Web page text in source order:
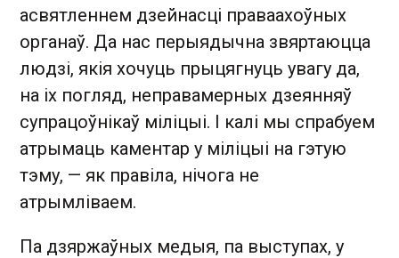
асвятленнем дзейнасці праваахоўных
органаў. Да нас перыядычна звяртаюцца
людзі, якія хочуць прыцягнуць увагу да,
на іх погляд, неправамерных дзеянняў
супрацоўнікаў міліцыі. І калі мы спрабуем
атрымаць каментар у міліцыі на гэтую
тэму, — як правіла, нічога не
атрымліваем.
Па дзяржаўных медыя, па выступах, у